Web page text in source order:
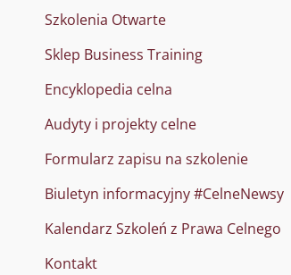
Szkolenia Otwarte
Sklep Business Training
Encyklopedia celna
Audyty i projekty celne
Formularz zapisu na szkolenie
Biuletyn informacyjny #CelneNewsy
Kalendarz Szkoleń z Prawa Celnego
Kontakt